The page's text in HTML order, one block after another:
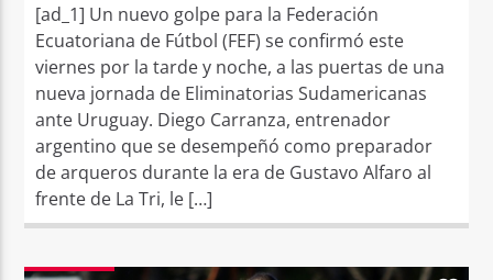
[ad_1] Un nuevo golpe para la Federación
Ecuatoriana de Fútbol (FEF) se confirmó este
viernes por la tarde y noche, a las puertas de una
nueva jornada de Eliminatorias Sudamericanas
ante Uruguay. Diego Carranza, entrenador
argentino que se desempeñó como preparador
de arqueros durante la era de Gustavo Alfaro al
frente de La Tri, le […]